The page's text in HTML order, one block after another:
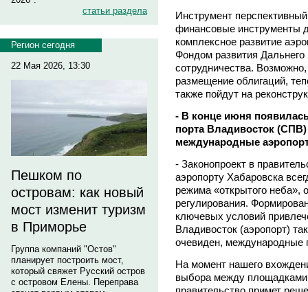
статьи раздела
Регион сегодня
22 Мая 2026, 13:30
Пешком по
островам: как новый
мост изменит туризм
в Приморье
Группа компаний "Остов"
планирует построить мост,
который свяжет Русский остров
с островом Елены. Переправа
Инструмент
финансовые инструменты
комплексное развитие
Фондом развития
сотрудничества.
размещение облигаций,
также пойдут на
- В конце июня
порта Владивосток
международные
- Законопроект в
аэропорту Хабаровска
режима «открытого неба»,
регулирования.
ключевых условий
Владивосток (аэропорт)
очевиден, международные
На момент нашего
выбора между